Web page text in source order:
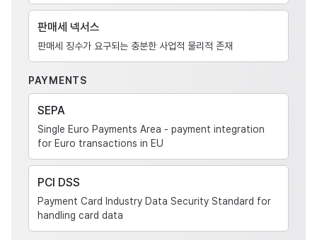
판매세 넥서스
판매세 징수가 요구되는 충분한 사업적 물리적 존재
PAYMENTS
SEPA
Single Euro Payments Area - payment integration
for Euro transactions in EU
PCI DSS
Payment Card Industry Data Security Standard for
handling card data